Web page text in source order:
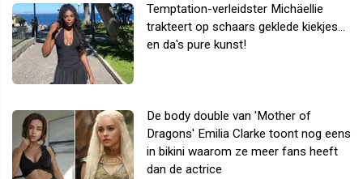
Temptation-verleidster Michäellie
trakteert op schaars geklede kiekjes...
en da's pure kunst!
De body double van 'Mother of
Dragons' Emilia Clarke toont nog eens
in bikini waarom ze meer fans heeft
dan de actrice